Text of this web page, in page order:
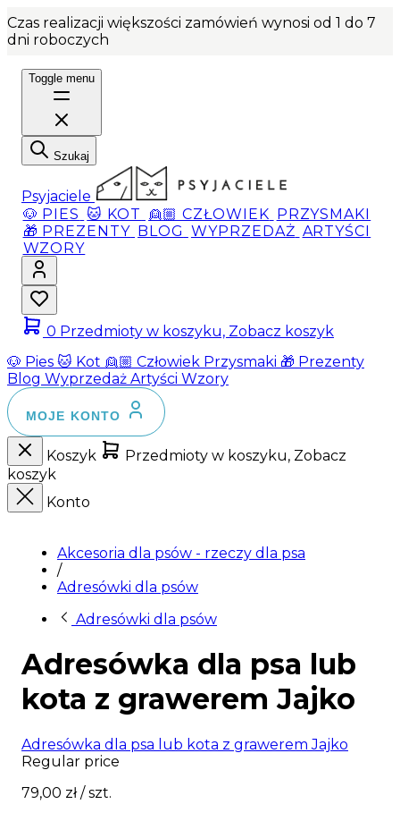
Czas realizacji większości zamówień wynosi od 1 do 7
dni roboczych
Toggle menu
Szukaj
Psyjaciele
🐶 PIES 🐱 KOT 👱🏼 CZŁOWIEK PRZYSMAKI
🎁 PREZENTY BLOG WYPRZEDAŻ ARTYŚCI
WZORY
0 Przedmioty w koszyku, Zobacz koszyk
🐶 Pies 🐱 Kot 👱🏼 Człowiek Przysmaki 🎁 Prezenty
Blog Wyprzedaż Artyści Wzory
MOJE KONTO
Koszyk
Przedmioty w koszyku, Zobacz
koszyk
Konto
Akcesoria dla psów - rzeczy dla psa
/
Adresówki dla psów
Adresówki dla psów
Adresówka dla psa lub
kota z grawerem Jajko
Adresówka dla psa lub kota z grawerem Jajko
Regular price
79,00 zł/ szt.